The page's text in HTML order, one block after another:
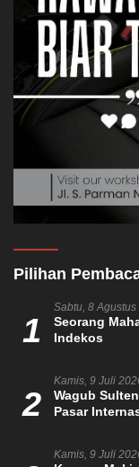
Pilihan
1
Sabtu, 8
Seorang
Indekos
2
Kamis, 9 Juli
Wagub
Pasar
Kamis, 9 Juli